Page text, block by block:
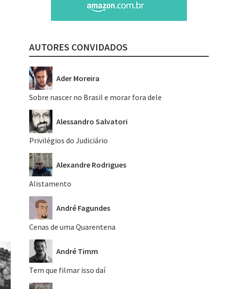
AUTORES CONVIDADOS
Ader Moreira
Sobre nascer no Brasil e morar fora dele
Alessandro Salvatori
Privilégios do Judiciário
Alexandre Rodrigues
Alistamento
André Fagundes
Cenas de uma Quarentena
André Timm
Tem que filmar isso daí